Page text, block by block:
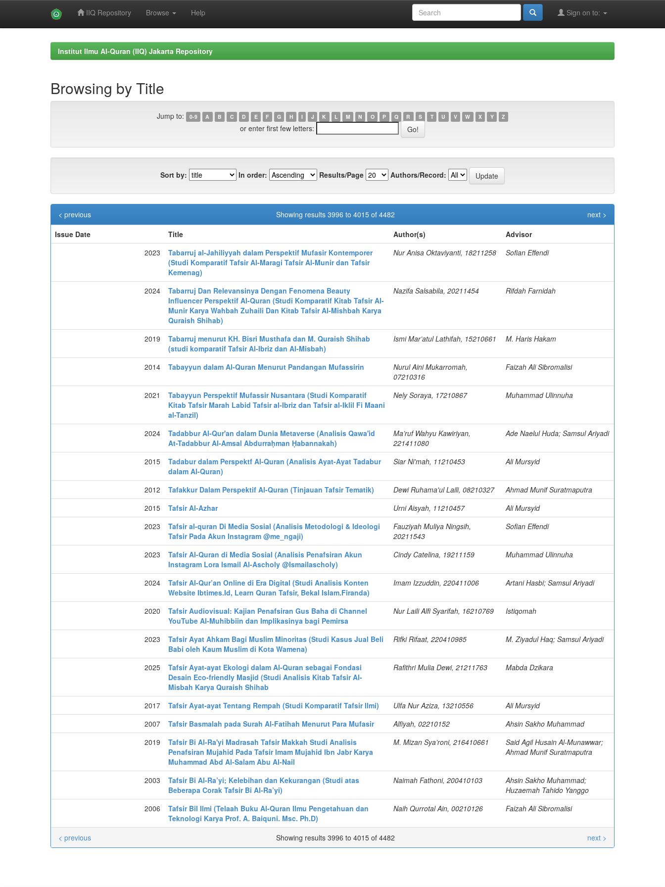
IIQ Repository Browse Help Sign on to:
Institut Ilmu Al-Quran (IIQ) Jakarta Repository
Browsing by Title
Jump to: 0-9 A B C D E F G H I J K L M N O P Q R S T U V W X Y Z
or enter first few letters:
Sort by: In order: Results/Page Authors/Record:
Showing results 3996 to 4015 of 4482
< previous
next >
Issue Date
Title Author(s)
Advisor
2023
Tabarruj al-Jahiliyyah dalam Perspektif Mufasir Kontemporer
(Studi Komparatif Tafsir Al-Maragi Tafsir Al-Munir dan Tafsir
Kemenag)
Nur Anisa Oktaviyanti, 18211258 Sofian Effendi
2024
Tabarruj Dan Relevansinya Dengan Fenomena Beauty
Influencer Perspektif Al-Quran (Studi Komparatif Kitab Tafsir Al-
Munir Karya Wahbah Zuhaili Dan Kitab Tafsir Al-Mishbah Karya
Quraish Shihab)
Nazifa Salsabila, 20211454 Rifdah Farnidah
2019
Tabarruj menurut KH. Bisri Musthafa dan M. Quraish Shihab
(studi komparatif Tafsir Al-Ibriz dan Al-Misbah)
Ismi Mar’atul Lathifah, 15210661 M. Haris Hakam
2014 Tabayyun dalam Al-Quran Menurut Pandangan Mufassirin
Nurul Aini Mukarromah,
07210316
Faizah Ali Sibromalisi
2021
Tabayyun Perspektif Mufassir Nusantara (Studi Komparatif
Kitab Tafsir Marah Labid Tafsir al-Ibriz dan Tafsir al-Iklil Fi Maani
al-Tanzil)
Nely Soraya, 17210867 Muhammad Ulinnuha
2024
Tadabbur Al-Qur'an dalam Dunia Metaverse (Analisis Qawa'id
At-Tadabbur Al-Amsal Abdurraḥman Ḥabannakah)
Ma’ruf Wahyu Kawiriyan,
221411080
Ade Naelul Huda; Samsul Ariyadi
2015
Tadabur dalam Perspektf Al-Quran (Analisis Ayat-Ayat Tadabur
dalam Al-Quran)
Siar Ni'mah, 11210453 Ali Mursyid
2012 Tafakkur Dalam Perspektif Al-Quran (Tinjauan Tafsir Tematik) Dewi Ruhama'ul Laili, 08210327
Ahmad Munif Suratmaputra
2015
Tafsir Al-Azhar Urni Aisyah, 11210457
Ali Mursyid
2023
Tafsir al-quran Di Media Sosial (Analisis Metodologi & Ideologi
Tafsir Pada Akun Instagram @me_ngaji)
Fauziyah Muliya Ningsih,
20211543
Sofian Effendi
2023
Tafsir Al-Quran di Media Sosial (Analisis Penafsiran Akun
Instagram Lora Ismail Al-Ascholy @Ismailascholy)
Cindy Catelina, 19211159 Muhammad Ulinnuha
2024
Tafsir Al-Qur’an Online di Era Digital (Studi Analisis Konten
Website Ibtimes.Id, Learn Quran Tafsir, Bekal Islam.Firanda)
Imam Izzuddin, 220411006 Artani Hasbi; Samsul Ariyadi
2020
Tafsir Audiovisual: Kajian Penafsiran Gus Baha di Channel
YouTube Al-Muhibbiin dan Implikasinya bagi Pemirsa
Nur Laili Alfi Syarifah, 16210769 Istiqomah
2023
Tafsir Ayat Ahkam Bagi Muslim Minoritas (Studi Kasus Jual Beli
Babi oleh Kaum Muslim di Kota Wamena)
Rifki Rifaat, 220410985 M. Ziyadul Haq; Samsul Ariyadi
2025
Tafsir Ayat-ayat Ekologi dalam Al-Quran sebagai Fondasi
Desain Eco-friendly Masjid (Studi Analisis Kitab Tafsir Al-
Misbah Karya Quraish Shihab
Rafithri Mulia Dewi, 21211763 Mabda Dzikara
2017 Tafsir Ayat-ayat Tentang Rempah (Studi Komparatif Tafsir Ilmi) Ulfa Nur Aziza, 13210556
Ali Mursyid
2007
Tafsir Basmalah pada Surah Al-Fatihah Menurut Para Mufasir Alfiyah, 02210152
Ahsin Sakho Muhammad
2019
Tafsir Bi Al-Ra'yi Madrasah Tafsir Makkah Studi Analisis
Penafsiran Mujahid Pada Tafsir Imam Mujahid Ibn Jabr Karya
Muhammad Abd Al-Salam Abu Al-Nail
M. Mizan Sya’roni, 216410661
Said Agil Husain Al-Munawwar;
Ahmad Munif Suratmaputra
2003
Tafsir Bi Al-Ra’yi; Kelebihan dan Kekurangan (Studi atas
Beberapa Corak Tafsir Bi Al-Ra’yi)
Naimah Fathoni, 200410103
Ahsin Sakho Muhammad;
Huzaemah Tahido Yanggo
2006
Tafsir Bil Ilmi (Telaah Buku Al-Quran Ilmu Pengetahuan dan
Teknologi Karya Prof. A. Baiquni. Msc. Ph.D)
Naih Qurrotal Ain, 00210126 Faizah Ali Sibromalisi
Showing results 3996 to 4015 of 4482
< previous next >